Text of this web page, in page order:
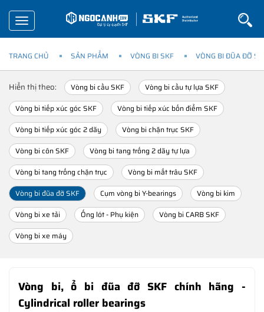
Toggle
navigation
TRANG CHỦ SẢN PHẨM VÒNG BI SKF VÒNG BI ĐŨA ĐỠ
Hiển thị theo: Vòng bi cầu SKF
Vòng bi cầu tự lựa SKF
Vòng bi tiếp xúc góc SKF
Vòng bi tiếp xúc bốn điểm SKF
Vòng bi tiếp xúc góc 2 dãy
Vòng bi chặn trục SKF
Vòng bi côn SKF
Vòng bi tang trống 2 dãy tự lựa
Vòng bi tang trống chặn trục
Vòng bi mắt trâu SKF
Vòng bi đũa đỡ SKF
Cụm vòng bi Y-bearings
Vòng bi kim
Vòng bi xe tải
Ống lót - Phụ kiện
Vòng bi CARB SKF
Vòng bi xe máy
Vòng bi, ổ bi đũa đỡ SKF chính hãng -
Cylindrical roller bearings